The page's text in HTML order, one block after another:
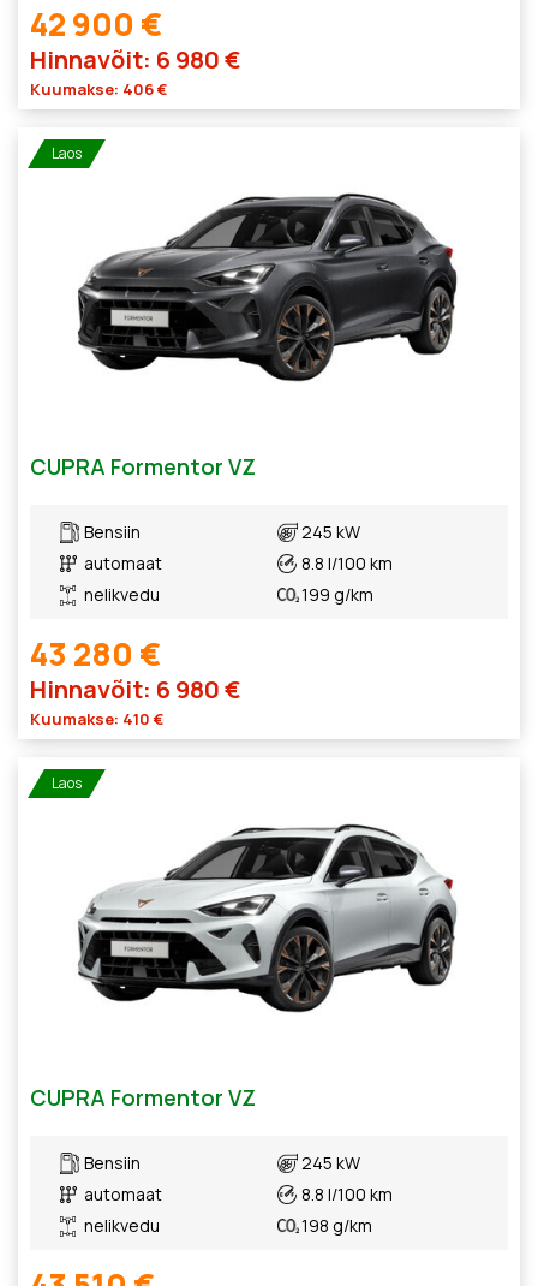
42 900 €
Hinnavõit: 6 980 €
Kuumakse: 406 €
Laos
CUPRA Formentor VZ
Bensiin
automaat
nelikvedu
245 kW
8.8 l/100 km
199 g/km
43 280 €
Hinnavõit: 6 980 €
Kuumakse: 410 €
Laos
CUPRA Formentor VZ
Bensiin
automaat
nelikvedu
245 kW
8.8 l/100 km
198 g/km